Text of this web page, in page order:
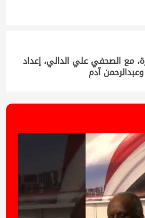
مع الصحفي علي الدالي، إعداد
آدم
آدم
الصحفي عيسى دفع الله، إعداد
آدم